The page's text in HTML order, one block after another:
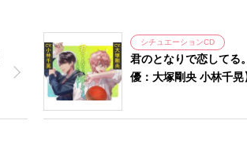
シチュエーションCD
君のとなりで恋してる
優：大塚剛央 小林千晃